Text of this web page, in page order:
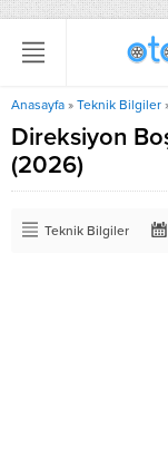
Anasayfa » Teknik Bilgiler
Direksiyon
(2026)
Teknik Bilgiler